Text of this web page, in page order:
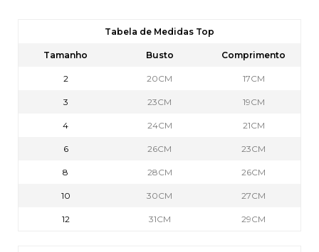
Tabela de Medidas Top
Tamanho Busto Comprimento
2 20CM 17CM
3 23CM 19CM
4 24CM 21CM
6 26CM 23CM
8 28CM 26CM
10 30CM 27CM
12 31CM 29CM